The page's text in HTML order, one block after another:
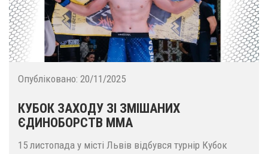
Опубліковано: 20/11/2025
КУБОК ЗАХОДУ ЗІ ЗМІШАНИХ
ЄДИНОБОРСТВ ММА
15 листопада у місті Львів відбувся турнір Кубок